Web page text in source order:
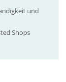
und
Shops